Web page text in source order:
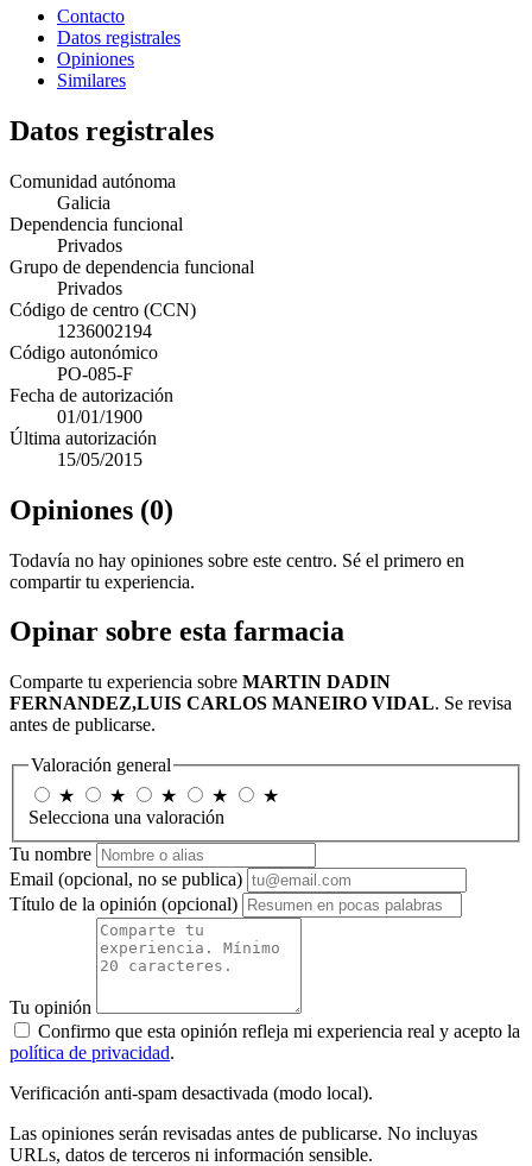
Contacto
Datos registrales
Opiniones
Similares
Datos registrales
Comunidad autónoma
Galicia
Dependencia funcional
Privados
Grupo de dependencia funcional
Privados
Código de centro (CCN)
1236002194
Código autonómico
PO-085-F
Fecha de autorización
01/01/1900
Última autorización
15/05/2015
Opiniones (0)
Todavía no hay opiniones sobre este centro. Sé el primero en
compartir tu experiencia.
Opinar sobre esta farmacia
Comparte tu experiencia sobre MARTIN DADIN
FERNANDEZ,LUIS CARLOS MANEIRO VIDAL. Se revisa
antes de publicarse.
Valoración general
★
★ ★ ★
★
Selecciona una valoración
Tu nombre
Email (opcional, no se publica)
Título de la opinión (opcional)
Tu opinión
Confirmo que esta opinión refleja mi experiencia real y acepto la
política de privacidad.
Verificación anti-spam desactivada (modo local).
Las opiniones serán revisadas antes de publicarse. No incluyas
URLs, datos de terceros ni información sensible.